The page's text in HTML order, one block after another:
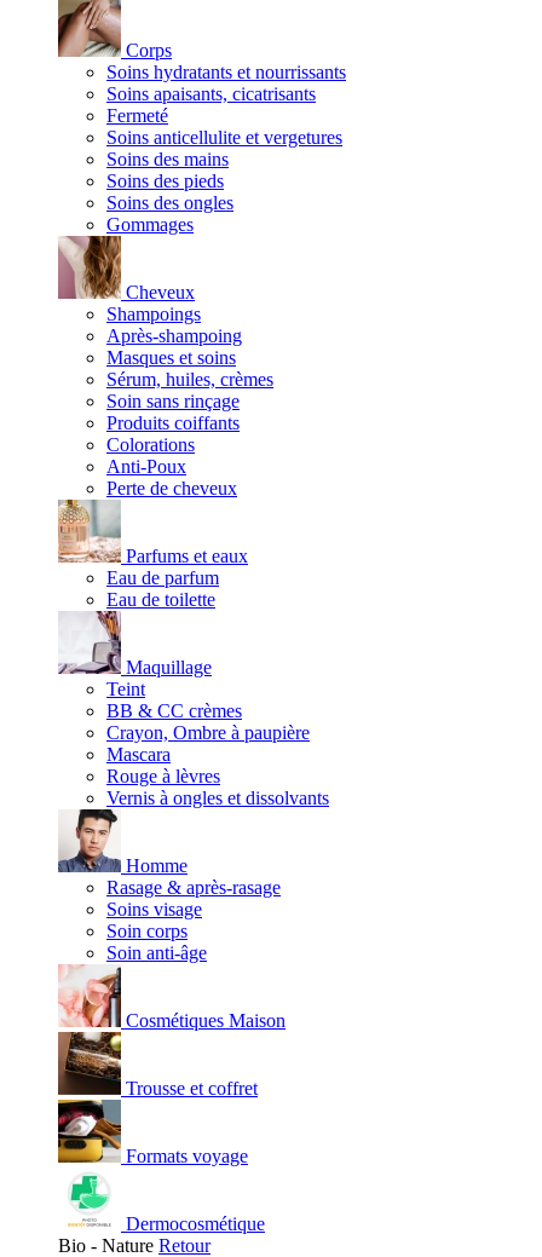
Corps
Soins hydratants et nourrissants
Soins apaisants, cicatrisants
Fermeté
Soins anticellulite et vergetures
Soins des mains
Soins des pieds
Soins des ongles
Gommages
Cheveux
Shampoings
Après-shampoing
Masques et soins
Sérum, huiles, crèmes
Soin sans rinçage
Produits coiffants
Colorations
Anti-Poux
Perte de cheveux
Parfums et eaux
Eau de parfum
Eau de toilette
Maquillage
Teint
BB & CC crèmes
Crayon, Ombre à paupière
Mascara
Rouge à lèvres
Vernis à ongles et dissolvants
Homme
Rasage & après-rasage
Soins visage
Soin corps
Soin anti-âge
Cosmétiques Maison
Trousse et coffret
Formats voyage
Dermocosmétique
Bio - Nature Retour